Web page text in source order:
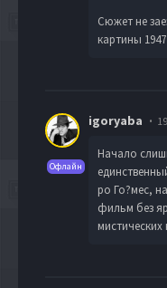
Сюжет не
картины
Офлайн
igoryaba
Начало
ро Го?мес,
фильм без
мистических